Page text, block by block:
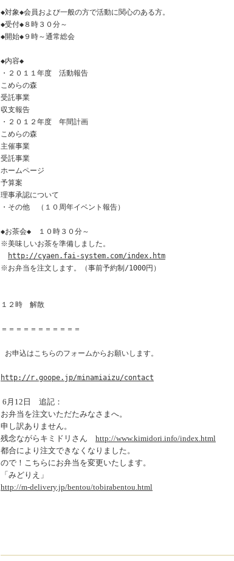
◆対象◆会員および一般の方で活動に関心のある方。
◆受付◆ ８時３０分～
◆開始◆９時～通常総会
◆内容◆
・２０１１年度　活動報告
こめらの森
受託事業
収支報告
・２０１２年度　年間計画
こめらの森
主催事業
受託事業
ホームページ
予算案
理事承認について
・その他　（１０周年イベント報告）
◆お茶会◆ １ ０時３０分～
※美味しいお茶を準備しました。
http://cyaen.fai-system.com/index.htm
※お弁当を注文します。（事前予約制/1000円 ）
１２時　解散
＝＝＝＝＝＝＝＝＝＝＝
お申込はこちらのフォームからお願いします。
http://r.goope.jp/minamiaizu/contact
6月12日 追記：
お弁当を注文いただたみなさまへ。
申し訳ありません。
残念ながらキミドリさん http://www.kimidori.info/index.html
都合により注文できなくなりました。
ので！こちらにお弁当を変更いたします。
「みどりえ」
http://m-delivery.jp/bentou/tobirabentou.html